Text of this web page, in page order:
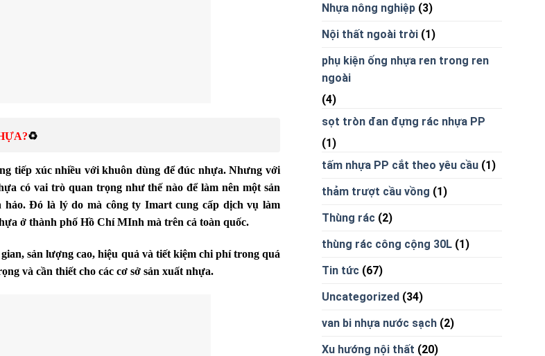
♻️
tiếp xúc nhiều với khuôn dùng để đúc nhựa. Nhưng với
có vai trò quan trọng như thế nào để làm nên một sản
Đó là lý do mà công ty Imart cung cấp dịch vụ làm
ở thành phố Hồ Chí MInh mà trên cả toàn quốc.
sản lượng cao, hiệu quả và tiết kiệm chi phí trong quá
và cần thiết cho các cơ sở sản xuất nhựa.
Nhựa nông nghiệp (3)
Nội thất ngoài trời (1)
phụ kiện ống nhựa ren trong ren
ngoài
(4)
sọt tròn đan đựng rác nhựa PP
(1)
tấm nhựa PP cắt theo yêu cầu (1)
thảm trượt cầu vồng (1)
Thùng rác (2)
thùng rác công cộng 30L (1)
Tin tức (67)
Uncategorized (34)
van bi nhựa nước sạch (2)
Xu hướng nội thất (20)